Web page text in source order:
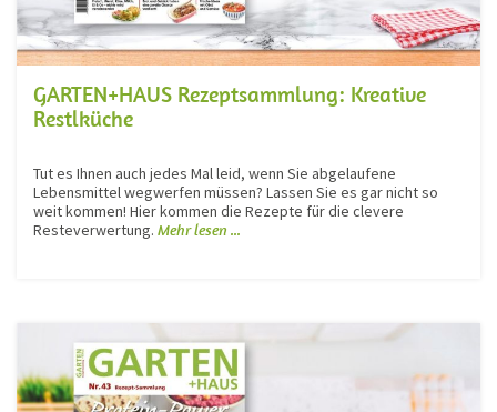
GARTEN+HAUS Rezeptsammlung: Kreative
Restlküche
Tut es Ihnen auch jedes Mal leid, wenn Sie abgelaufene
Lebensmittel wegwerfen müssen? Lassen Sie es gar nicht so
weit kommen! Hier kommen die Rezepte für die clevere
Resteverwertung. Mehr lesen ...